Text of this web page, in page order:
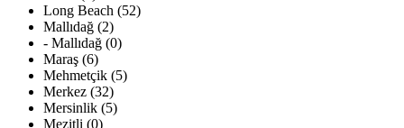
Long Beach (52)
Mallıdağ (2)
- Mallıdağ (0)
Maraş (6)
Mehmetçik (5)
Merkez (32)
Mersinlik (5)
Mezitli (0)